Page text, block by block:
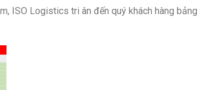
ISO Logistics tri ân đến quý khách hàng bảng